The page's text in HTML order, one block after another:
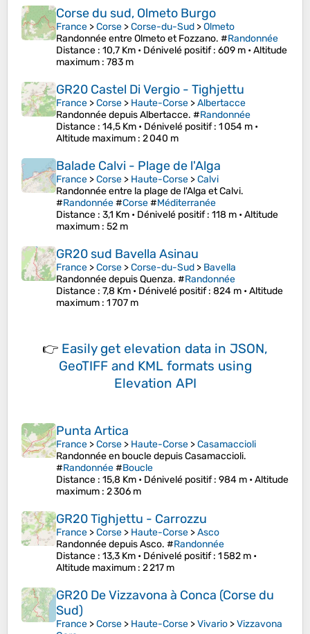
Corse du sud, Olmeto Burgo
France >Corse >Corse-du-Sud >Olmeto
Randonnée entre Olmeto et Fozzano. #Randonnée
Distance : 10,7 Km • Dénivelé positif: 609 m •Altitude
maximum : 783 m
GR20 Castel Di Vergio - Tighjettu
France >Corse > Haute-Corse >Albertacce
Randonnée depuis Albertacce. #Randonnée
Distance : 14,5 Km • Dénivelé positif: 1 054 m •
Altitude maximum : 2 040 m
Balade Calvi - Plage de l'Alga
France >Corse > Haute-Corse >Calvi
Randonnée entre la plage de l'Alga et Calvi.
#Randonnée#Corse#Méditerranée
Distance : 3,1 Km • Dénivelé positif: 118 m •Altitude
maximum : 52 m
GR20 sud Bavella Asinau
France >Corse >Corse-du-Sud > Bavella
Randonnée depuis Quenza. #Randonnée
Distance : 7,8 Km • Dénivelé positif: 824 m •Altitude
maximum : 1 707 m
👉 Easily get elevation data in JSON,
GeoTIFF and KML formats using
Elevation API
Punta Artica
France >Corse > Haute-Corse >Casamaccioli
Randonnée en boucle depuis Casamaccioli.
#Randonnée#Boucle
Distance : 15,8 Km • Dénivelé positif: 984 m •Altitude
maximum : 2 306 m
GR20 Tighjettu - Carrozzu
France >Corse > Haute-Corse >Asco
Randonnée depuis Asco. #Randonnée
Distance : 13,3 Km • Dénivelé positif: 1 582 m •
Altitude maximum : 2 217 m
GR20 De Vizzavona à Conca (Corse du
Sud)
France >Corse > Haute-Corse >Vivario >Vizzavona